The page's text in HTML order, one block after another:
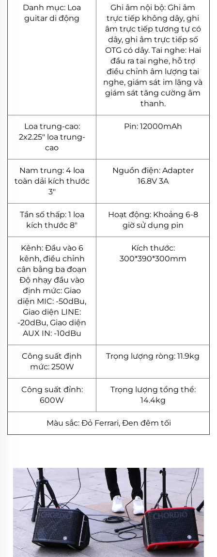
Danh mục: Loa
guitar di động
Ghi âm nội bộ: Ghi âm
trực tiếp không dây, ghi
âm trực tiếp tương tự có
dây, ghi âm trực tiếp số
OTG có dây. Tai nghe: Hai
đầu ra tai nghe, hỗ trợ
điều chỉnh âm lượng tai
nghe, giám sát im lặng và
giám sát tăng cường âm
thanh.
Loa trung-cao:
2x2.25" loa trung-
cao
Pin: 12000mAh
Nam trung: 4 loa
toàn dải kích thước
3"
Nguồn điện: Adapter
16.8V 3A
Tần số thấp: 1 loa
kích thước 8"
Hoạt động: Khoảng 6-8
giờ sử dụng pin
Kênh: Đầu vào 6
kênh, điều chỉnh
cân bằng ba đoạn
Độ nhạy đầu vào
định mức: Giao
diện MIC: -50dBu,
Giao diện LINE:
-20dBu, Giao diện
AUX IN: -10dBu
Kích thước:
300*390*300mm
Công suất định
mức: 250W
Trọng lượng ròng: 11.9kg
Công suất đỉnh:
600W
Trọng lượng tổng thể:
14.4kg
Màu sắc: Đỏ Ferrari, Đen đêm tối